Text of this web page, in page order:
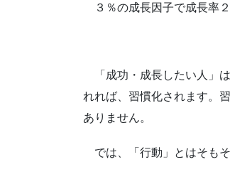
３％の成長因子で成長率
「成功・成長したい人」
れれば、習慣化されます。
ありません。
では、「行動」とはそも